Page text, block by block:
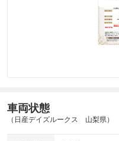
車両状態
（日産デイズルークス 山梨県）